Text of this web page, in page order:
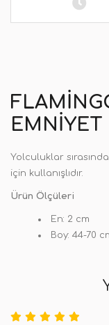
EMNIYET
Yolculuklar
için kullanışlıdır.
Ürün Ölçüleri
En: 2 cm
Boy: 44-70